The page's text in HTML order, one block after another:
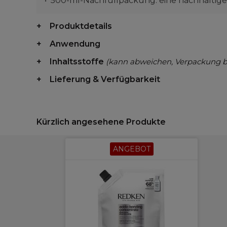
Produktdetails
Anwendung
Inhaltsstoffe (kann abweichen, Verpackung
Lieferung & Verfügbarkeit
Kürzlich angesehene Produkte
ANGEBOT